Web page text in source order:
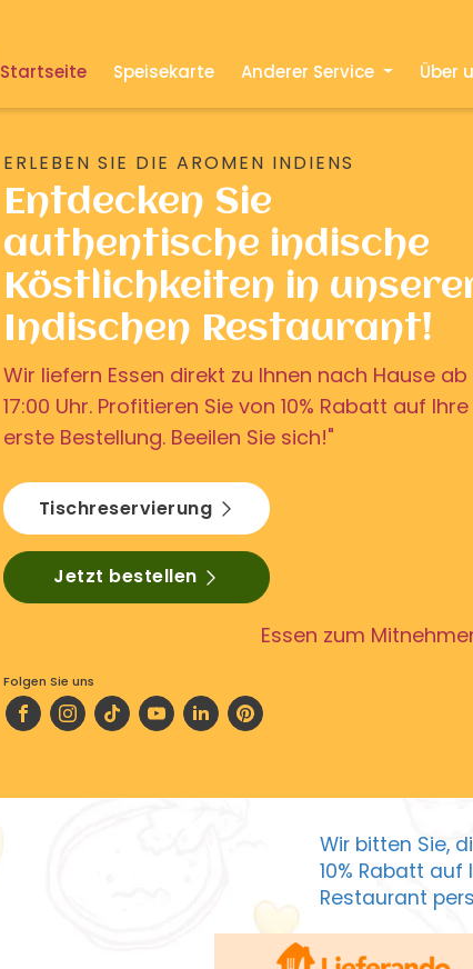
Startseite Speisekarte Anderer Service Über
ERLEBEN SIE DIE AROMEN INDIENS
Entdecken Sie
authentische indische
Köstlichkeiten in
Indischen Restaurant!
Wir liefern Essen direkt zu Ihnen nach Hause ab
17:00 Uhr. Profitieren Sie von 10% Rabatt auf Ihre
erste Bestellung. Beeilen Sie sich!"
Tischreservierung
Jetzt bestellen
Essen zum
Folgen Sie uns
Wir bitten Sie,
10% Rabatt
Restaurant